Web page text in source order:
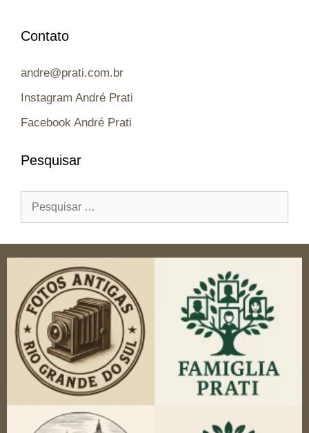
Contato
andre@prati.com.br
Instagram André Prati
Facebook André Prati
Pesquisar
Pesquisar
por: